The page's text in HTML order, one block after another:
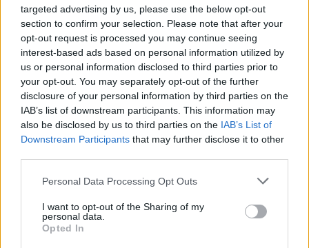
targeted advertising by us, please use the below opt-out
section to confirm your selection. Please note that after your
opt-out request is processed you may continue seeing
interest-based ads based on personal information utilized by
us or personal information disclosed to third parties prior to
your opt-out. You may separately opt-out of the further
disclosure of your personal information by third parties on the
IAB’s list of downstream participants. This information may
also be disclosed by us to third parties on the IAB’s List of
Downstream Participants that may further disclose it to other
Personal Data Processing Opt Outs
I want to opt-out of the Sharing of my
personal data.
Opted In
L’Observatori de l’Ebre lidera de nou la
recerca sobre l’astre rei en el segon
eclipsi solar total de la seva història
7 d'agost de 2026
L’Ajuntament de Tortosa amplia el
termini de les obres de l’aparcament
dels terrenys de Renfe per les altes
temperatures
7 d'agost de 2026
Amposta recupera les Cases del Castell
i culmina un projecte estratègic que
vincula patrimoni, turisme i